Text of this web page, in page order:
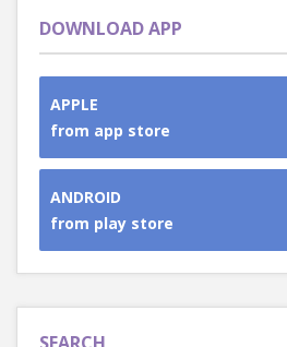
DOWNLOAD APP
APPLE
from app store
ANDROID
from play store